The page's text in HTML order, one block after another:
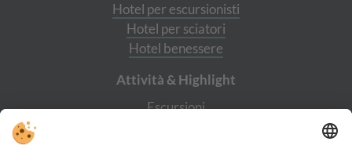
Hotel per escursionisti
Hotel per sciatori
Hotel benessere
Attività & Highlight
Escursioni